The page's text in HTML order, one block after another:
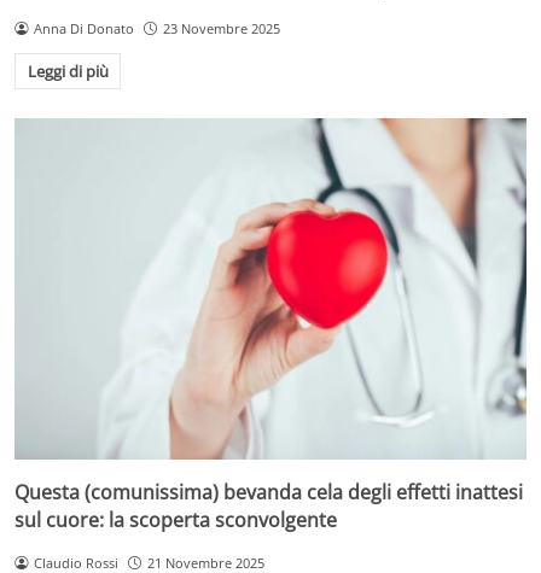
Anna Di Donato 23 Novembre 2025
Leggi di più
Questa (comunissima) bevanda cela degli effetti inattesi
sul cuore: la scoperta sconvolgente
Claudio Rossi 21 Novembre 2025